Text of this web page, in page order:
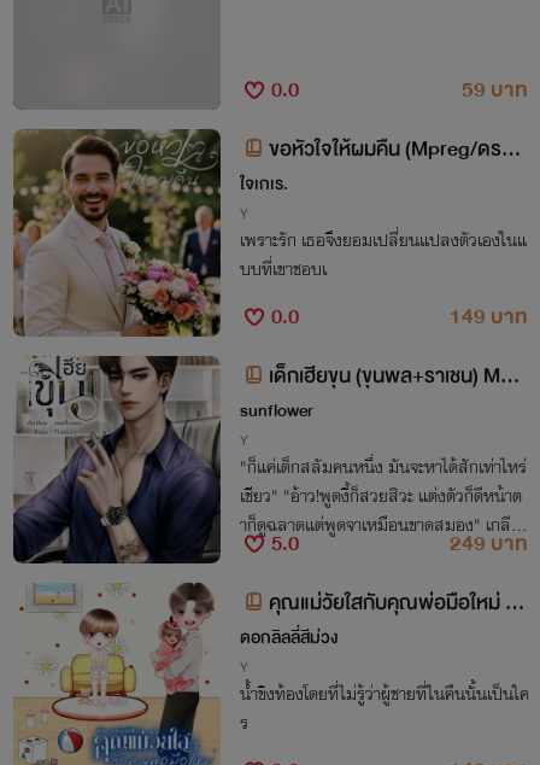
0.0
59 บาท
ขอหัวใจให้ผมคืน (Mpreg/ดราม่
า) อ่านฟรีจนจบ
ใจเกเร.
Y
เพราะรัก เธอจึงยอมเปลี่ยนแปลงตัวเองในแ
บบที่เขาชอบเ
0.0
149 บาท
เด็กเฮียขุน (ขุนพล+ราเชน) Mpr
eg
sunflower
Y
"ก็แค่เด็กสลัมคนหนึ่ง มันจะหาได้สักเท่าไหร่
เชียว" "อ้าว!พูดงี้ก็สวยสิวะ แต่งตัวก็ดีหน้าต
าก็ดูฉลาดแต่พูดจาเหมือนขาดสมอง" เกลีย
ดนักพวกทำตัวรวยชอบด่าคนอื่นแล้วไม่ดูสา
5.0
249 บาท
คุณแม่วัยใสกับคุณพ่อมือใหม่ (m
preg) แนว Omegaverge
ดอกลิลลี่สีม่วง
Y
น้ำขิงท้องโดยที่ไม่รู้ว่าผู้ชายที่ในคืนนั้นเป็นใค
ร